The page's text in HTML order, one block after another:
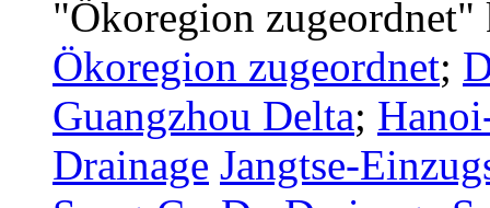
"Ökoregion
Ökoregion zugeordnet;
Guangzhou Delta;
Drainage Jangtse-